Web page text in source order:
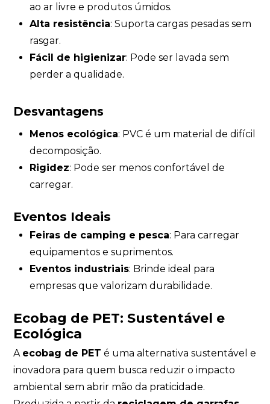
ao ar livre e produtos úmidos.
Alta resistência: Suporta cargas pesadas sem
rasgar.
Fácil de higienizar: Pode ser lavada sem
perder a qualidade.
Desvantagens
Menos ecológica: PVC é um material de difícil
decomposição.
Rigidez: Pode ser menos confortável de
carregar.
Eventos Ideais
Feiras de camping e pesca: Para carregar
equipamentos e suprimentos.
Eventos industriais: Brinde ideal para
empresas que valorizam durabilidade.
Ecobag de PET: Sustentável e
Ecológica
A ecobag de PET é uma alternativa sustentável e
inovadora para quem busca reduzir o impacto
ambiental sem abrir mão da praticidade.